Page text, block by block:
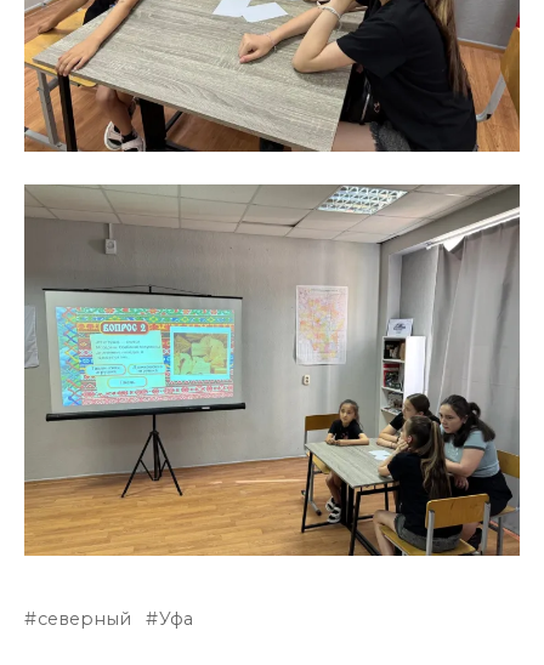
северный Уфа